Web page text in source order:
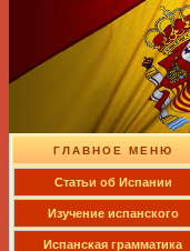
ГЛАВНОЕ МЕНЮ
Cтатьи об Испании
Изучение испанского
Испанская грамматика